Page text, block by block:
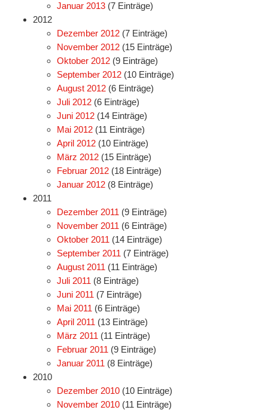
Januar 2013 (7 Einträge)
2012
Dezember 2012 (7 Einträge)
November 2012 (15 Einträge)
Oktober 2012 (9 Einträge)
September 2012 (10 Einträge)
August 2012 (6 Einträge)
Juli 2012 (6 Einträge)
Juni 2012 (14 Einträge)
Mai 2012 (11 Einträge)
April 2012 (10 Einträge)
März 2012 (15 Einträge)
Februar 2012 (18 Einträge)
Januar 2012 (8 Einträge)
2011
Dezember 2011 (9 Einträge)
November 2011 (6 Einträge)
Oktober 2011 (14 Einträge)
September 2011 (7 Einträge)
August 2011 (11 Einträge)
Juli 2011 (8 Einträge)
Juni 2011 (7 Einträge)
Mai 2011 (6 Einträge)
April 2011 (13 Einträge)
März 2011 (11 Einträge)
Februar 2011 (9 Einträge)
Januar 2011 (8 Einträge)
2010
Dezember 2010 (10 Einträge)
November 2010 (11 Einträge)